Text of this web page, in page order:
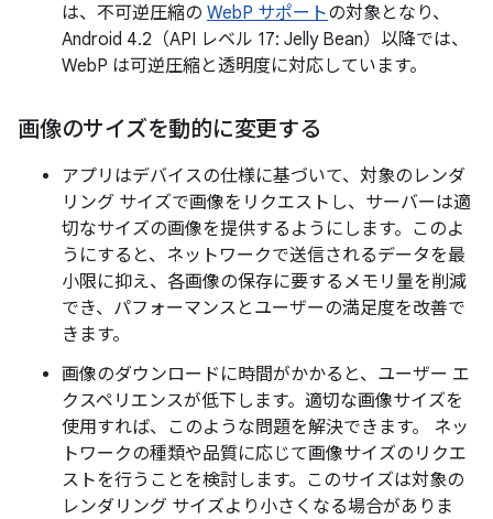
は、不可逆圧縮の WebP サポートの対象となり、
Android 4.2（API レベル 17: Jelly Bean）以降では、
WebP は可逆圧縮と透明度に対応しています。
画像のサイズを動的に変更する
アプリはデバイスの仕様に基づいて、対象のレンダ
リング サイズで画像をリクエストし、サーバーは適
切なサイズの画像を提供するようにします。このよ
うにすると、ネットワークで送信されるデータを最
小限に抑え、各画像の保存に要するメモリ量を削減
でき、パフォーマンスとユーザーの満足度を改善で
きます。
画像のダウンロードに時間がかかると、ユーザー エ
クスペリエンスが低下します。適切な画像サイズを
使用すれば、このような問題を解決できます。 ネッ
トワークの種類や品質に応じて画像サイズのリクエ
ストを行うことを検討します。このサイズは対象の
レンダリング サイズより小さくなる場合がありま